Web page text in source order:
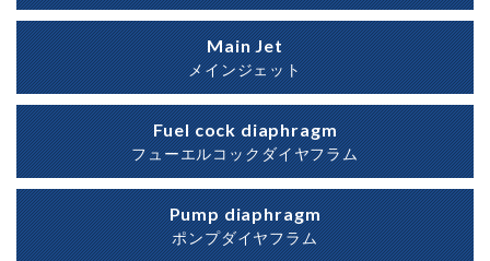
Main Jet
メインジェット
Fuel cock diaphragm
フューエルコックダイヤフラム
Pump diaphragm
ポンプダイヤフラム